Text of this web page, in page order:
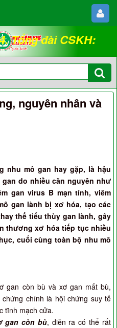
Tổng đài CSKH:
nguyên nhân và
nhu mô gan hay gặp, là hậu
do nhiều căn nguyên như
gan virus B mạn tính, viêm
gan lành bị xơ hóa, tạo các
thế tiểu thùy gan lành, gây
thương xơ hóa tiếp tục nhiều
cuối cùng toàn bộ nhu mô
gan còn bù và xơ gan mất bù,
chính là hội chứng suy tế
tĩnh mạch cửa.
gan còn bù, diễn ra có thể rất